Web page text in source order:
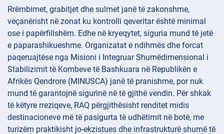
Rrëmbimet, grabitjet dhe sulmet janë të zakonshme,
veçanërisht në zonat ku kontrolli qeveritar është minimal
ose i papërfillshëm. Edhe në kryeqytet, siguria mund të jetë
e paparashikueshme. Organizatat e ndihmës dhe forcat
paqeruajtëse nga Misioni i Integruar Shumëdimensional i
Stabilizimit të Kombeve të Bashkuara në Republikën e
Afrikës Qendrore (MINUSCA) janë të pranishme, por nuk
mund të garantojnë sigurinë në të gjithë vendin. Për shkak
të këtyre rreziqeve, RAQ përgjithësisht renditet midis
destinacioneve më të pasigurta të udhëtimit në botë, me
turizëm praktikisht jo-ekzistues dhe infrastrukturë shumë të